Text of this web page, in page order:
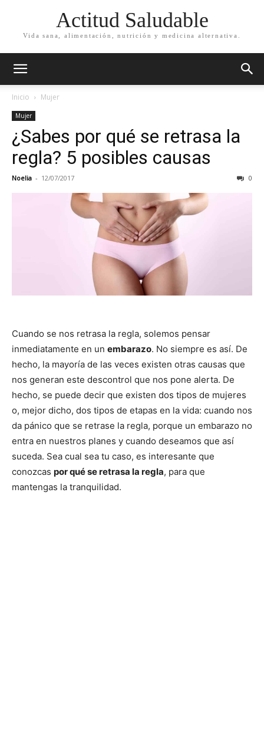
Actitud Saludable
Vida sana, alimentación, nutrición y medicina alternativa.
Inicio Mujer
Mujer
¿Sabes por qué se retrasa la
regla? 5 posibles causas
Noelia - 12/07/2017 0
Cuando se nos retrasa la regla, solemos pensar
inmediatamente en un embarazo. No siempre es así. De
hecho, la mayoría de las veces existen otras causas que
nos generan este descontrol que nos pone alerta. De
hecho, se puede decir que existen dos tipos de mujeres
o, mejor dicho, dos tipos de etapas en la vida: cuando nos
da pánico que se retrase la regla, porque un embarazo no
entra en nuestros planes y cuando deseamos que así
suceda. Sea cual sea tu caso, es interesante que
conozcas por qué se retrasa la regla, para que
mantengas la tranquilidad.